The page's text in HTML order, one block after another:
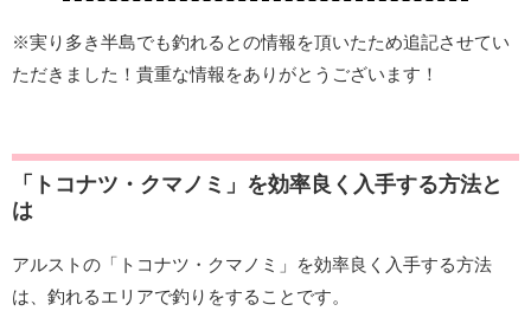
※実り多き半島でも釣れるとの情報を頂いたため追記させてい
ただきました！貴重な情報をありがとうございます！
「トコナツ・クマノミ」を効率良く入手する方法と
は
アルストの「トコナツ・クマノミ」を効率良く入手する方法
は、釣れるエリアで釣りをすることです。